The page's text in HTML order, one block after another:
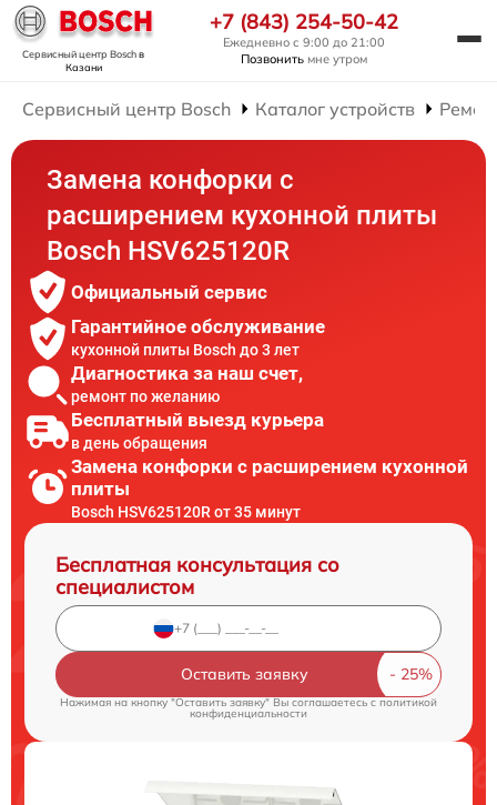
Сервисный центр Boschв
Казани
+7 (843) 254-50-42
Ежедневно с 9:00 до 21:00
Позвонить мне утром
Сервисный центр Bosch Каталог устройств
Замена конфорки с
расширением кухонной плиты
Bosch HSV625120R
Официальный сервис
Гарантийное обслуживание
кухонной плиты Bosch до 3 лет
Диагностика за наш счет,
ремонт по желанию
Бесплатный выезд курьера
в день обращения
Замена конфорки с расширением кухонной
плиты
Bosch HSV625120R от 35 минут
Бесплатная консультация со
специалистом
Оставить заявку
Нажимая на кнопку "Оставить заявку" Вы соглашаетесь cполитикой
конфиденциальности